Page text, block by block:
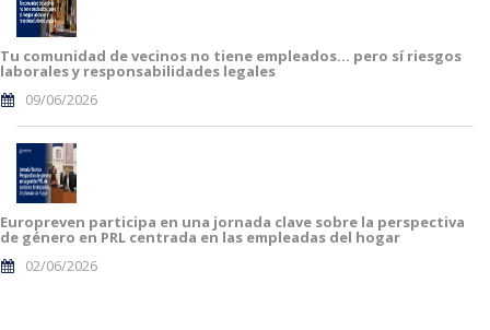
Tu comunidad de vecinos no tiene empleados… pero sí riesgos
laborales y responsabilidades legales
09/06/2026
Europreven participa en una jornada clave sobre la perspectiva
de género en PRL centrada en las empleadas del hogar
02/06/2026